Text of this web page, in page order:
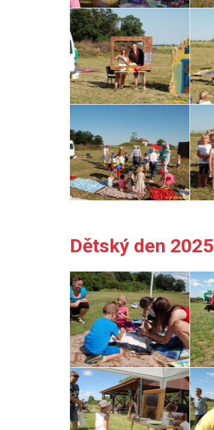
Dětský den 2025